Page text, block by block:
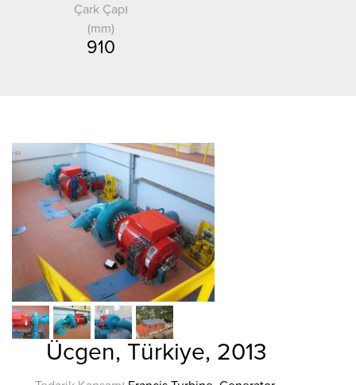
Çark Çapı
(mm)
910
Ücgen, Türkiye, 2013